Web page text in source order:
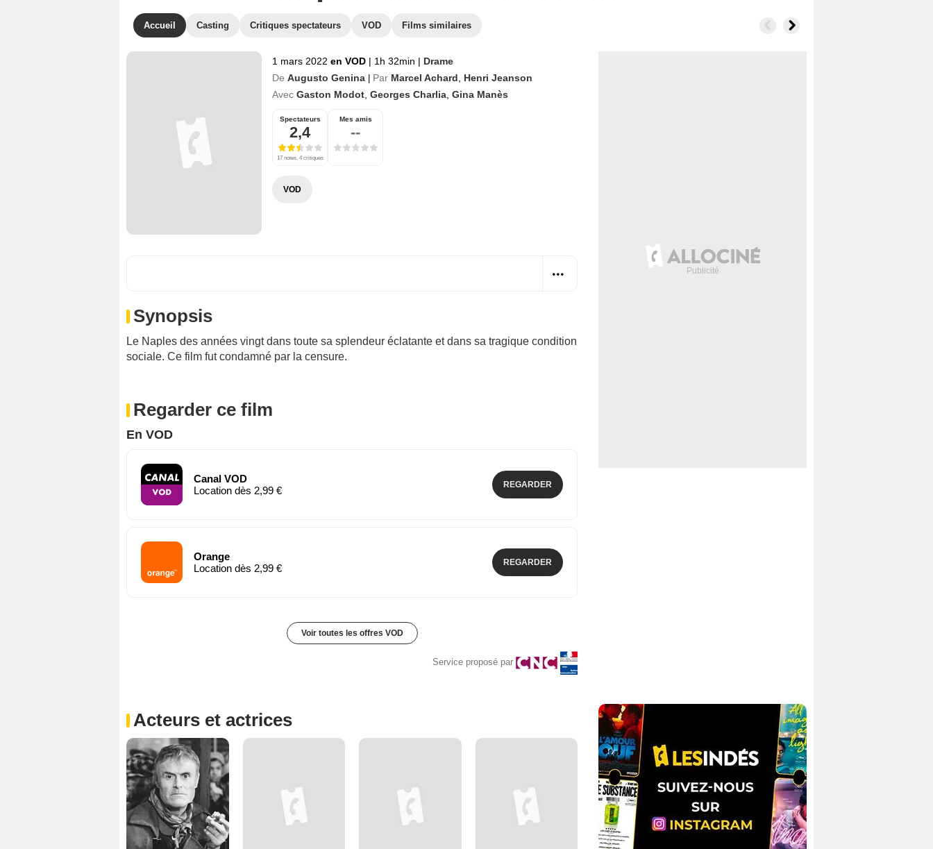
Accueil Casting Critiques spectateurs VOD Films similaires
1 mars 2022 en VOD | 1h 32min | Drame
De Augusto Genina Par Marcel Achard
Henri Jeanson
Avec Gaston Modot Georges Charlia Gina Manès
Spectateurs
2,4
17 notes, 4 critiques
Mes amis
--
VOD
Synopsis
Le Naples des années vingt dans toute sa splendeur éclatante et dans sa tragique condition
sociale. Ce film fut condamné par la censure.
Regarder ce film
En VOD
Canal VOD
Location dès 2,99 €
REGARDER
Orange
Location dès 2,99 €
REGARDER
Voir toutes les offres VOD
Service proposé par
Acteurs et actrices